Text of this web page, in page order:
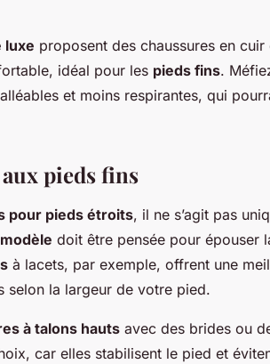
luxe proposent des chaussures en cuir
idéal pour les pieds fins.
et moins respirantes, qui
pieds fins
pour pieds étroits, il ne s’agit pas
modèle doit être pensée pour épouser
à lacets, par exemple, offrent une
selon la largeur de votre pied.
à talons hauts avec des brides ou
car elles stabilisent le pied et